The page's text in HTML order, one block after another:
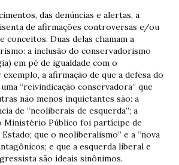
das denúncias e alertas, a
de afirmações controversas e/ou
conceitos. Duas delas chamam a
a inclusão do conservadorismo
em pé de igualdade com o
a afirmação de que a defesa do
“reivindicação conservadora” que
não menos inquietantes são: a
de “neoliberais de esquerda”; a
Ministério Público foi partícipe de
que o neoliberalismo” e a “nova
e que a esquerda liberal e
são ideais sinônimos.